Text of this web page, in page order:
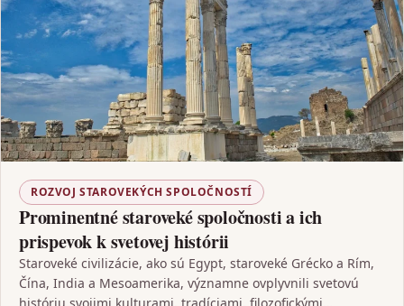
ROZVOJ STAROVEKÝCH SPOLOČNOSTÍ
Prominentné staroveké spoločnosti a ich
prispevok k svetovej histórii
Staroveké civilizácie, ako sú Egypt, staroveké Grécko a Rím,
Čína, India a Mesoamerika, významne ovplyvnili svetovú
históriu svojimi kulturami, tradíciami, filozofickými